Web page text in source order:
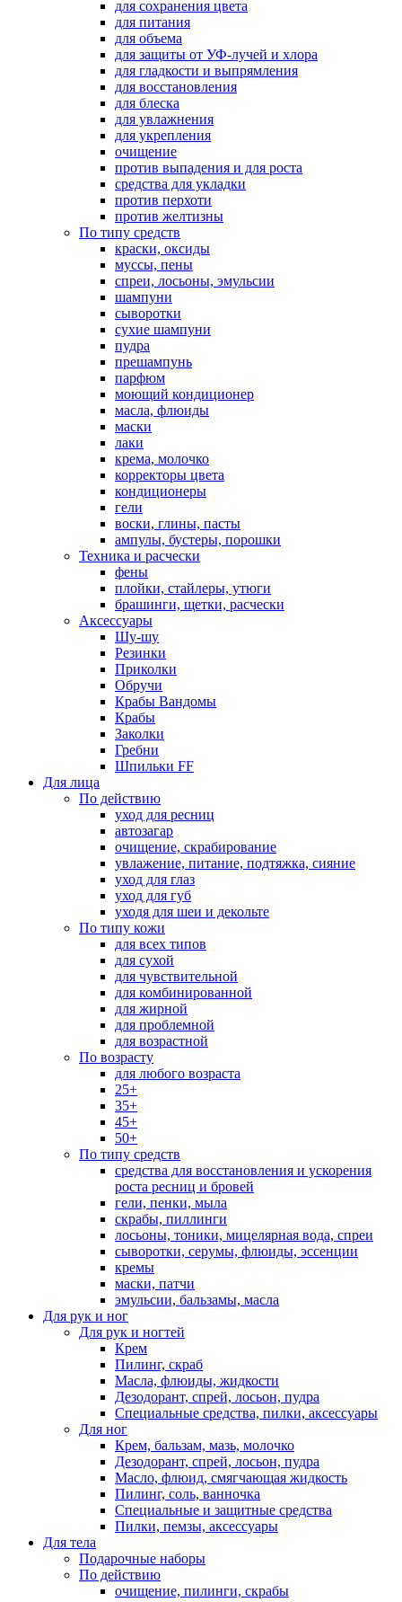
для сохранения цвета
для питания
для объема
для защиты от УФ-лучей и хлора
для гладкости и выпрямления
для восстановления
для блеска
для увлажнения
для укрепления
очищение
против выпадения и для роста
средства для укладки
против перхоти
против желтизны
По типу средств
краски, оксиды
муссы, пены
спреи, лосьоны, эмульсии
шампуни
сыворотки
сухие шампуни
пудра
прешампунь
парфюм
моющий кондиционер
масла, флюиды
маски
лаки
крема, молочко
корректоры цвета
кондиционеры
гели
воски, глины, пасты
ампулы, бустеры, порошки
Техника и расчески
фены
плойки, стайлеры, утюги
брашинги, щетки, расчески
Аксессуары
Шу-шу
Резинки
Приколки
Обручи
Крабы Вандомы
Крабы
Заколки
Гребни
Шпильки FF
Для лица
По действию
уход для ресниц
автозагар
очищение, скрабирование
увлажение, питание, подтяжка, сияние
уход для глаз
уход для губ
уходя для шеи и декольте
По типу кожи
для всех типов
для сухой
для чувствительной
для комбинированной
для жирной
для проблемной
для возрастной
По возрасту
для любого возраста
25+
35+
45+
50+
По типу средств
средства для восстановления и ускорения
роста ресниц и бровей
гели, пенки, мыла
скрабы, пиллинги
лосьоны, тоники, мицелярная вода, спреи
сыворотки, серумы, флюиды, эссенции
кремы
маски, патчи
эмульсии, бальзамы, масла
Для рук и ног
Для рук и ногтей
Крем
Пилинг, скраб
Масла, флюиды, жидкости
Дезодорант, спрей, лосьон, пудра
Специальные средства, пилки, аксессуары
Для ног
Крем, бальзам, мазь, молочко
Дезодорант, спрей, лосьон, пудра
Масло, флюид, смягчающая жидкость
Пилинг, соль, ванночка
Специальные и защитные средства
Пилки, пемзы, аксессуары
Для тела
Подарочные наборы
По действию
очищение, пилинги, скрабы